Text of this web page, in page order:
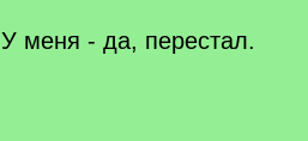
У меня - да, перестал.